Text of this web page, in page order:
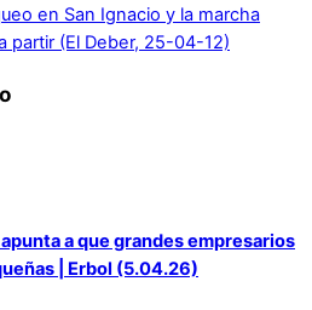
en San Ignacio y la marcha
partir (El Deber, 25-04-12)
a que grandes empresarios
| Erbol (5.04.26)